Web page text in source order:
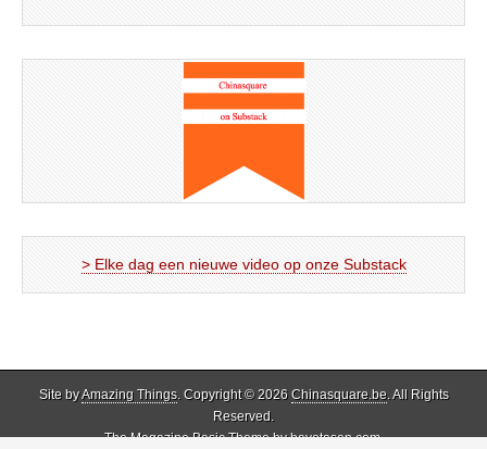
> Elke dag een nieuwe video op onze Substack
Site byAmazing Things. Copyright © 2026 Chinasquare.be. All Rights
Reserved.
The Magazine Basic Theme bybavotasan.com.